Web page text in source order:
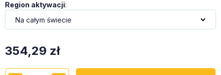
Region aktywacji:
354,29 zł